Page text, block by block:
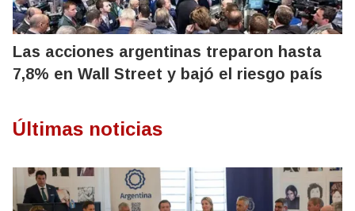
Las acciones argentinas treparon hasta
7,8% en Wall Street y bajó el riesgo país
Últimas noticias